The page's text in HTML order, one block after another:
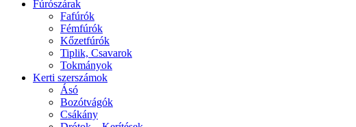
Fúrószárak
Fafúrók
Fémfúrók
Kőzetfúrók
Tiplik, Csavarok
Tokmányok
Kerti szerszámok
Ásó
Bozótvágók
Csákány